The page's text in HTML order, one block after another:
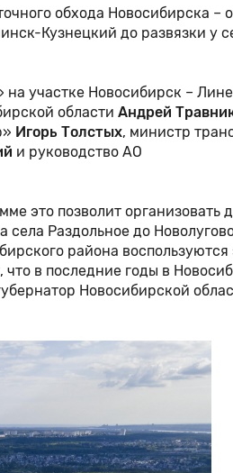
обхода Новосибирска –
Кузнецкий до развязки у
участке Новосибирск –
области Андрей
Игорь Толстых, министр
и руководство АО
это позволит организовать
села Раздольное до
района воспользуются
в последние годы в
Новосибирской